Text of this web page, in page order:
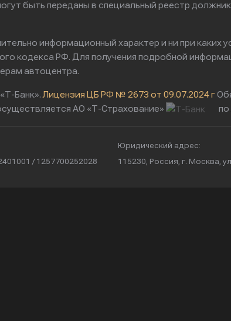
быть переданы в специальный реестр
информационный характер и ни при каких
кодекса РФ. Для получения подробной
автоцентра.
Банк». Лицензия ЦБ РФ № 2673 от 09.07.2024 г
АО «Т-Страхование»
по
/ 1257700252028
Юридический адрес:
115230, Россия, г. Москва,